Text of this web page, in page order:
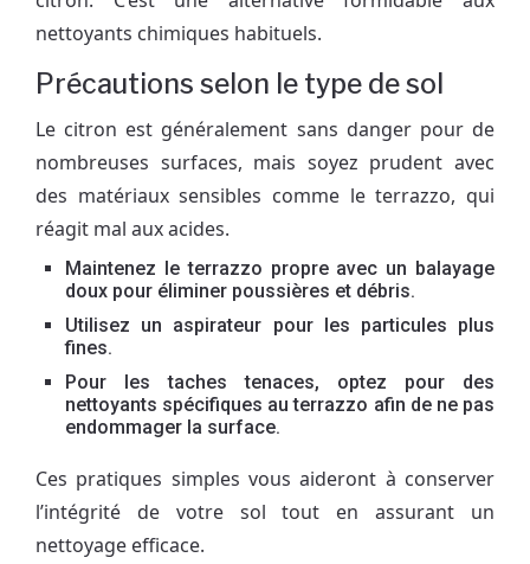
nettoyants chimiques habituels.
Précautions selon le type de sol
Le citron est généralement sans danger pour de
nombreuses surfaces, mais soyez prudent avec
des matériaux sensibles comme le terrazzo, qui
réagit mal aux acides.
Maintenez le terrazzo propre avec un balayage
doux pour éliminer poussières et débris.
Utilisez un aspirateur pour les particules plus
fines.
Pour les taches tenaces, optez pour des
nettoyants spécifiques au terrazzo afin de ne pas
endommager la surface.
Ces pratiques simples vous aideront à conserver
l’intégrité de votre sol tout en assurant un
nettoyage efficace.